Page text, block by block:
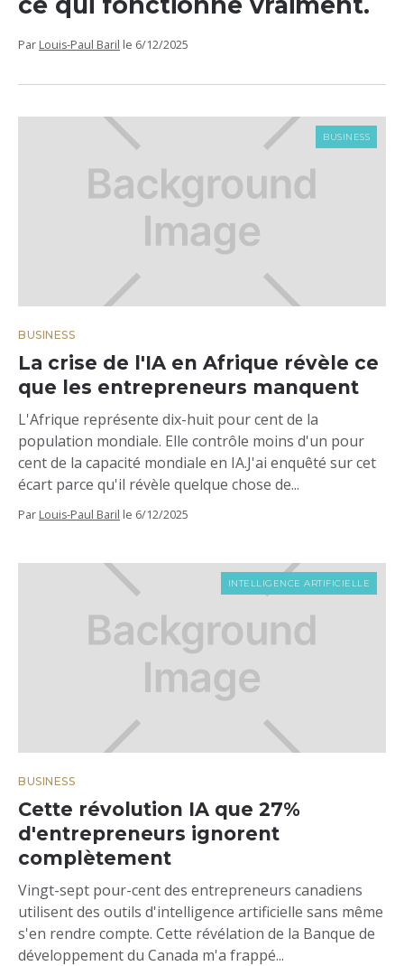
Par Louis-Paul Baril le 6/12/2025
BUSINESS
BUSINESS
La crise de l'IA en Afrique révèle ce
que les entrepreneurs manquent
L'Afrique représente dix-huit pour cent de la
population mondiale. Elle contrôle moins d'un pour
cent de la capacité mondiale en IA.J'ai enquêté sur cet
écart parce qu'il révèle quelque chose de...
Par Louis-Paul Baril le 6/12/2025
INTELLIGENCE ARTIFICIELLE
BUSINESS
Cette révolution IA que 27%
d'entrepreneurs ignorent
complètement
Vingt-sept pour-cent des entrepreneurs canadiens
utilisent des outils d'intelligence artificielle sans même
s'en rendre compte. Cette révélation de la Banque de
développement du Canada m'a frappé...